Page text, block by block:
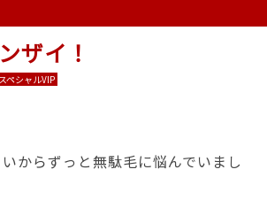
ザイ！
スペシャルVIP
からずっと無駄毛に悩んでいまし